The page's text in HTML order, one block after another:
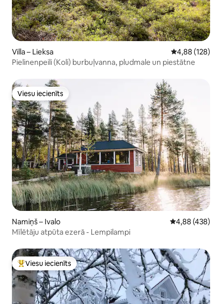
Villa – Lieksa Vidējais
4,88 (128)
Pielinenpeili (Koli) burbuļvanna, pludmale un piestātne
Viesu iecienīts
Viesu iecienīts
Namiņš – Ivalo Vidējais
4,88 (438)
Mīlētāju atpūta ezerā - Lempilampi
Populārs viesu iecienīts mājoklis
Viesu iecienīts